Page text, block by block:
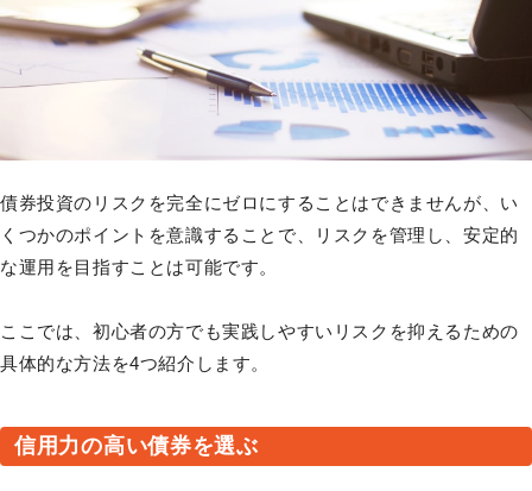
債券投資のリスクを完全にゼロにすることはできませんが、い
くつかのポイントを意識することで、リスクを管理し、安定的
な運用を目指すことは可能です。
ここでは、初心者の方でも実践しやすいリスクを抑えるための
具体的な方法を4つ紹介します。
信用力の高い債券を選ぶ